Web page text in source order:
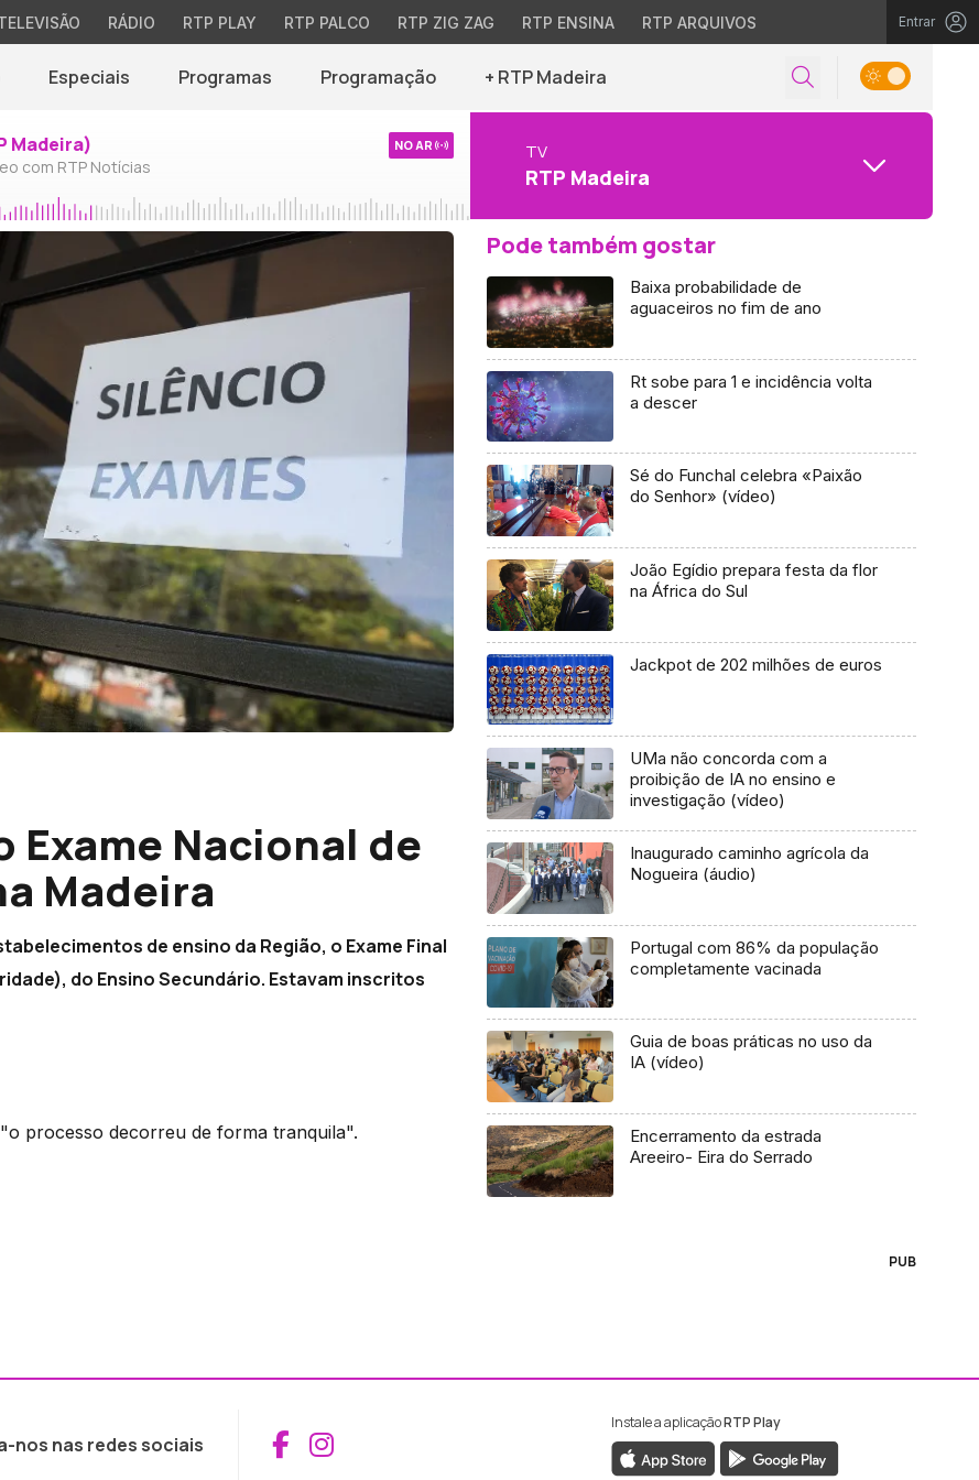
RÁDIO RTP PLAY RTP PALCO RTP ZIG ZAG RTP ENSINA RTP ARQUIVOS Entrar
Especiais Programas Programação + RTP Madeira
Madeira)
com RTP Notícias
NO AR TV
RTP Madeira
Exame Nacional de
Madeira
de ensino da Região, o Exame Final
do Ensino Secundário. Estavam inscritos
processo decorreu de forma tranquila".
Pode também gostar
Baixa probabilidade de
aguaceiros no fim de ano
Rt sobe para 1 e incidência volta
a descer
Sé do Funchal celebra «Paixão
do Senhor» (vídeo)
João Egídio prepara festa da flor
na África do Sul
Jackpot de 202 milhões de euros
UMa não concorda com a
proibição de IA no ensino e
investigação (vídeo)
Inaugurado caminho agrícola da
Nogueira (áudio)
Portugal com 86% da população
completamente vacinada
Guia de boas práticas no uso da
IA (vídeo)
Encerramento da estrada
Areeiro- Eira do Serrado
PUB
nos nas redes sociais Aceder ao Facebook da RTP Madeira
Aceder ao Instagram da RTP Madeira
Instale a aplicaçãoRTP Play